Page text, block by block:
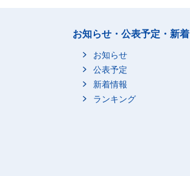
お知らせ・公表予定・新着
お知らせ
公表予定
新着情報
ランキング